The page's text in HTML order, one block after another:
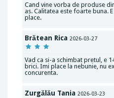
Cand vine vorba de produse
as. Calitatea este foarte buna. E
place.
Brătean Rica 2026-03-27
Vad ca si-a schimbat pretul, e
brici. Imi place la nebunie, nu
concurenta.
Zurgălău Tania 2026-03-23